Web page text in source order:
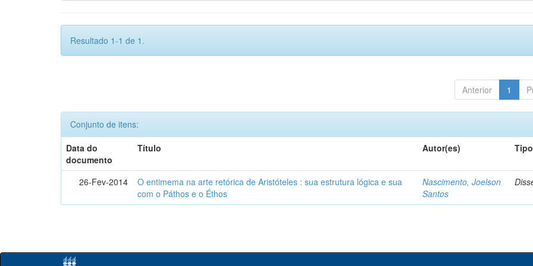
Resultado 1-1 de 1.
Anterior 1
Conjunto de itens:
Data do
documento
Título Autor(es) Tipo
26-Fev-2014
O entimema na arte retórica de Aristóteles : sua estrutura lógica e sua
com o Páthos e o Éthos
Nascimento, Joelson
Santos